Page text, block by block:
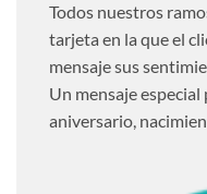
Todos nuestros
tarjeta en la que el
mensaje sus
Un mensaje
aniversario,